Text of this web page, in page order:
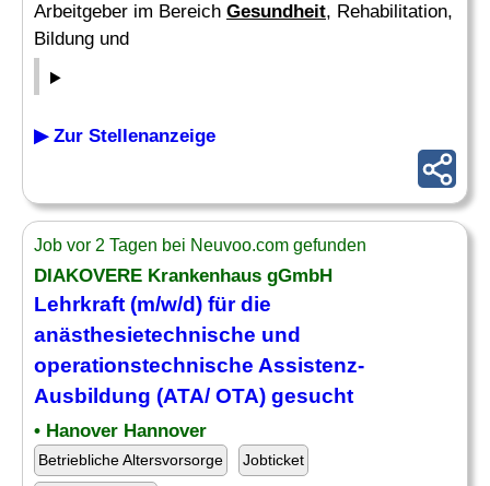
Arbeitgeber im Bereich Gesundheit, Rehabilitation,
Bildung und
▶ Zur Stellenanzeige
Job vor 2 Tagen bei Neuvoo.com gefunden
DIAKOVERE Krankenhaus gGmbH
Lehrkraft (m/w/d) für die
anästhesietechnische und
operationstechnische Assistenz-
Ausbildung (ATA/ OTA) gesucht
• Hanover Hannover
Betriebliche Altersvorsorge Jobticket